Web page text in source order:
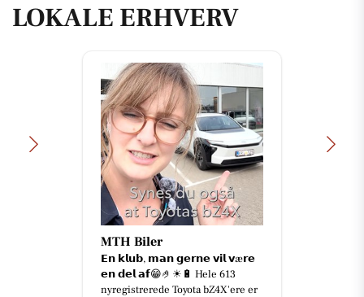
LOKALE ERHVERV
MTH Biler
𝗘𝗻 𝗸𝗹𝘂𝗯, 𝗺𝗮𝗻 𝗴𝗲𝗿𝗻𝗲 𝘃𝗶𝗹 𝘃æ𝗿𝗲
𝗲𝗻 𝗱𝗲𝗹 𝗮𝗳😁🤌☀🔋 Hele 613
nyregistrerede Toyota bZ4X'ere er